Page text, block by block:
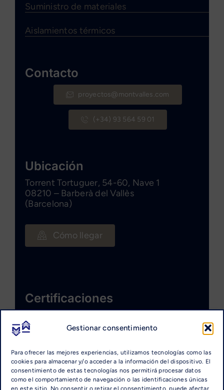
Gestionar consentimiento
Para ofrecer las mejores experiencias, utilizamos tecnologías como las
cookies para almacenar y/o acceder a la información del dispositivo. El
consentimiento de estas tecnologías nos permitirá procesar datos
como el comportamiento de navegación o las identificaciones únicas
en este sitio. No consentir o retirar el consentimiento, puede afectar
Suministro de materiales
Aislamientos térmicos
Contacto
proyectos@montvalles.com
(+34) 93 564 59 01
Ubicación
Torrent Tortuguer, 54-60, Nave 1
08210 – Barberà del Vallès
(Barcelona)
Cómo llegar
Certificaciones